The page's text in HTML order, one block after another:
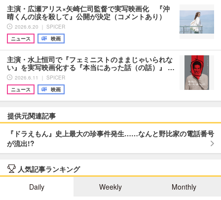
主演・広瀬アリス×矢崎仁司監督で実写映画化 『沖
晴くんの涙を殺して』公開が決定（コメントあり）
2026.6.20 ｜ SPICER
ニュース
映画
主演・水上恒司で『フェミニストのままじゃいられな
い』を実写映画化する『本当にあった話（の話）』 …
2026.6.11 ｜ SPICER
ニュース
映画
提供元関連記事
『ドラえもん』史上最大の珍事件発生……なんと野比家の電話番号
が流出!?
人気記事ランキング
Daily
Weekly Monthly